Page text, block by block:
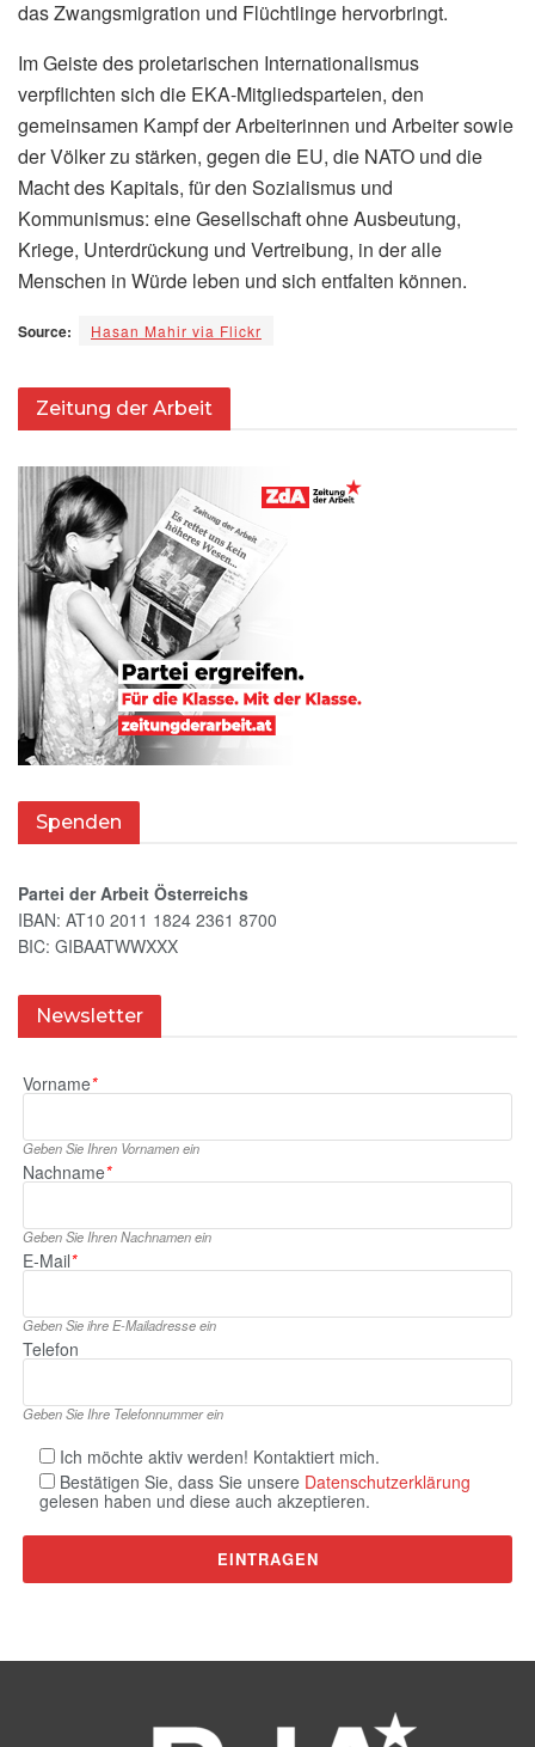
das Zwangsmigration und Flüchtlinge hervorbringt.
Im Geiste des proletarischen Internationalismus
verpflichten sich die EKA-Mitgliedsparteien, den
gemeinsamen Kampf der Arbeiterinnen und Arbeiter sowie
der Völker zu stärken, gegen die EU, die NATO und die
Macht des Kapitals, für den Sozialismus und
Kommunismus: eine Gesellschaft ohne Ausbeutung,
Kriege, Unterdrückung und Vertreibung, in der alle
Menschen in Würde leben und sich entfalten können.
Source: Hasan Mahir via Flickr
Zeitung der Arbeit
Spenden
Partei der Arbeit Österreichs
IBAN: AT10 2011 1824 2361 8700
BIC: GIBAATWWXXX
Newsletter
Vorname*
Geben Sie Ihren Vornamen ein
Nachname*
Geben Sie Ihren Nachnamen ein
E‑Mail*
Geben Sie ihre E‑Mailadresse ein
Telefon
Geben Sie Ihre Telefonnummer ein
Ich möchte aktiv werden! Kontaktiert mich.
Bestätigen Sie, dass Sie unsere Datenschutzerklärung
gelesen haben und diese auch akzeptieren.